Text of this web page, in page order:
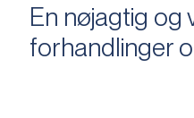
En nøjagtig
forhandlinger